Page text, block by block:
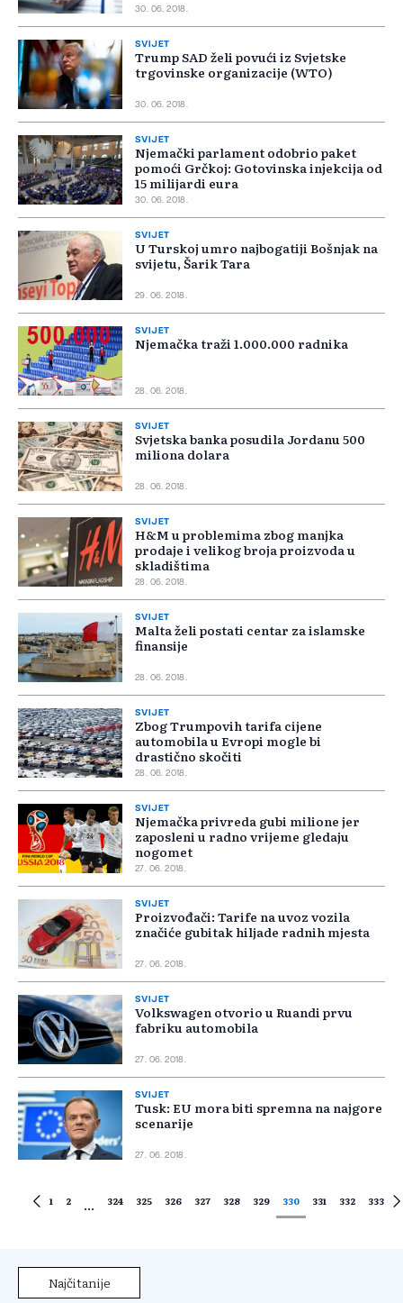
30. 06. 2018.
SVIJET
Trump SAD želi povući iz Svjetske
trgovinske organizacije (WTO)
30. 06. 2018.
SVIJET
Njemački parlament odobrio paket
pomoći Grčkoj: Gotovinska injekcija od
15 milijardi eura
30. 06. 2018.
SVIJET
U Turskoj umro najbogatiji Bošnjak na
svijetu, Šarik Tara
29. 06. 2018.
SVIJET
Njemačka traži 1.000.000 radnika
28. 06. 2018.
SVIJET
Svjetska banka posudila Jordanu 500
miliona dolara
28. 06. 2018.
SVIJET
H&M u problemima zbog manjka
prodaje i velikog broja proizvoda u
skladištima
28. 06. 2018.
SVIJET
Malta želi postati centar za islamske
finansije
28. 06. 2018.
SVIJET
Zbog Trumpovih tarifa cijene
automobila u Evropi mogle bi
drastično skočiti
28. 06. 2018.
SVIJET
Njemačka privreda gubi milione jer
zaposleni u radno vrijeme gledaju
nogomet
27. 06. 2018.
SVIJET
Proizvođači: Tarife na uvoz vozila
značiće gubitak hiljade radnih mjesta
27. 06. 2018.
SVIJET
Volkswagen otvorio u Ruandi prvu
fabriku automobila
27. 06. 2018.
SVIJET
Tusk: EU mora biti spremna na najgore
scenarije
27. 06. 2018.
1 2 ... 324 325 326 327 328 329 330 331 332 333
Najčitanije